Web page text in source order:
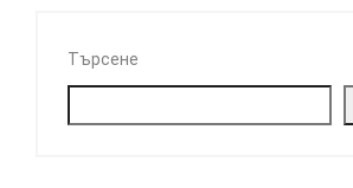
Търсене